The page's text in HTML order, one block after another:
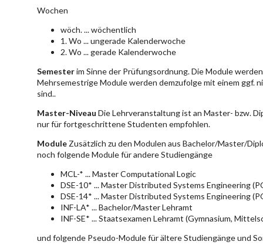
Wochen
wöch. ... wöchentlich
1. Wo ... ungerade Kalenderwoche
2. Wo ... gerade Kalenderwoche
Semesterim Sinne der Prüfungsordnung. Die Module
Mehrsemestrige Module werden demzufolge mit einem ggf.
sind..
Master-Niveau Die Lehrveranstaltung ist an Master- bzw.
nur für fortgeschrittene Studenten empfohlen.
Module Zusätzlich zu den Modulen aus Bachelor/Master/
noch folgende Module für andere Studiengänge
MCL-* ... Master Computational Logic
DSE-10* ... Master Distributed Systems Engineering
DSE-14* ... Master Distributed Systems Engineering
INF-LA* ... Bachelor/Master Lehramt
INF-SE* ... Staatsexamen Lehramt (Gymnasium,
und folgende Pseudo-Module für ältere Studiengänge und